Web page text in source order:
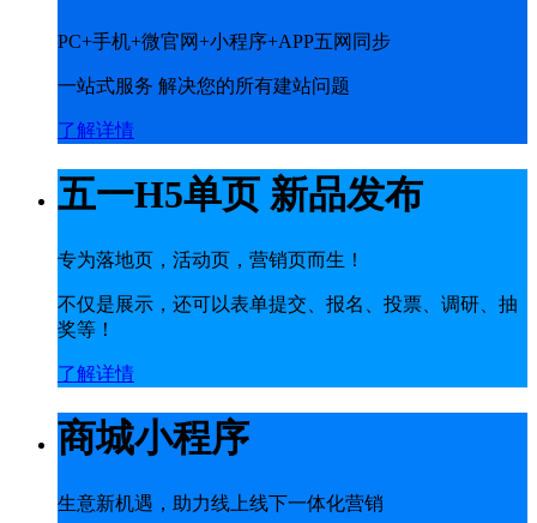
PC+手机+微官网+小程序+APP五网同步
一站式服务 解决您的所有建站问题
了解详情
五一H5单页 新品发布
专为落地页，活动页，营销页而生！
不仅是展示，还可以表单提交、报名、投票、调研、抽
奖等！
了解详情
商城小程序
生意新机遇，助力线上线下一体化营销